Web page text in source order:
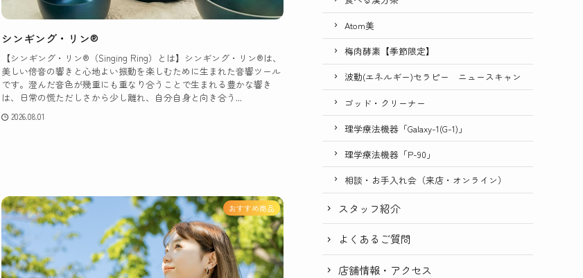
シンギング・リン®
【シンギング・リン®（Singing Ring）とは】シンギング・リン®は、
美しい倍音の響きと心地よい振動を楽しむために生まれた音響ツール
です。澄んだ音色が幾重にも重なり合うことで生まれる豊かな響き
は、日常の慌ただしさから少し離れ、自分自身と向き合う...
2026.08.01
おすすめ商品
Atom美
梅肉酵素【季節限定】
波動(エネルギー)セラピー ニュースキャン
ゴッド・クリーナー
理学療法機器「Galaxy-1(G-1)」
理学療法機器「P-90」
相談・お手入れ会（来店・オンライン）
スタッフ紹介
よくあるご質問
店舗情報・アクセス